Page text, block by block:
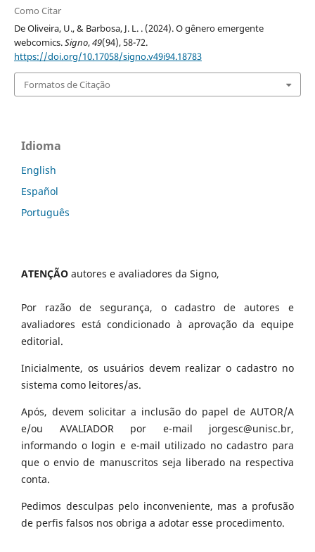
Como Citar
De Oliveira, U., & Barbosa, J. L. . (2024). O gênero emergente
webcomics.Signo,49(94), 58-72.
https://doi.org/10.17058/signo.v49i94.18783
Formatos de Citação
Idioma
English
Español
Português
ATENÇÃO autores e avaliadores da Signo,
Por razão de segurança, o cadastro de autores e
avaliadores está condicionado à aprovação da equipe
editorial.
Inicialmente, os usuários devem realizar o cadastro no
sistema como leitores/as.
Após, devem solicitar a inclusão do papel de AUTOR/A
e/ou AVALIADOR por e-mail jorgesc@unisc.br,
informando o login e e-mail utilizado no cadastro para
que o envio de manuscritos seja liberado na respectiva
conta.
Pedimos desculpas pelo inconveniente, mas a profusão
de perfis falsos nos obriga a adotar esse procedimento.